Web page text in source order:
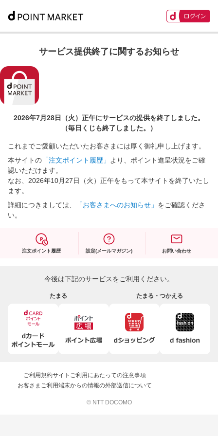
サービス提供終了に関するお知らせ
2026年7月28日（火）正午にサービスの提供を終了しました。
（毎日くじも終了しました。）
これまでご愛顧いただいたお客さまには厚く御礼申し上げます。
本サイトの 「注文ポイント履歴」
より、ポイント進呈状況をご確
認いただけます。
なお、2026年10月27日（火）正午をもって本サイトを終了いたし
ます。
詳細につきましては、
「お客さまへのお知らせ」 をご確認くださ
い。
注文ポイント履歴 設定(メールマガジン) お問い合わせ
今後は下記のサービスをご利用ください。
たまる たまる・つかえる
ご利用規約サイトご利用にあたっての注意事項
お客さまご利用端末からの情報の外部送信について
© NTT DOCOMO